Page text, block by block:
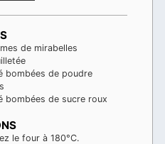
de mirabelles
bombées de poudre
bombées de sucre roux
le four à 180°C.